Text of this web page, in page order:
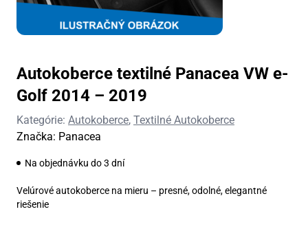
Autokoberce textilné Panacea VW e-
Golf 2014 – 2019
Kategórie: Autokoberce, Textilné Autokoberce
Značka: Panacea
Na objednávku do 3 dní
Velúrové autokoberce na mieru – presné, odolné, elegantné
riešenie